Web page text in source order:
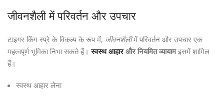
जीवनशैली में परिवर्तन और उपचार
टाइगर किंग स्प्रे के विकल्प के रूप में, जीवनशैलीमें परिवर्तन और उपचार एक
महत्वपूर्ण भूमिका निभा सकते हैं।स्वस्थ आहारऔर नियमित व्यायामइसमें शामिल
हैं।
स्वस्थ आहार लेना